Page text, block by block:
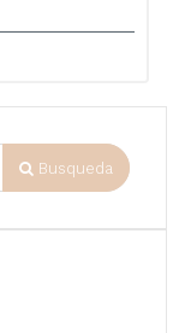
Busqueda